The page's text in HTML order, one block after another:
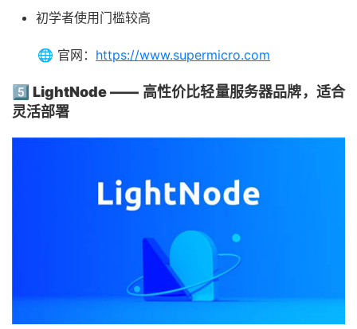
初学者使用门槛较高
🌐 官网： https://www.supermicro.com
5️⃣ LightNode —— 高性价比轻量服务器品牌，适合
灵活部署